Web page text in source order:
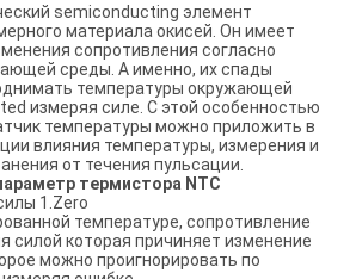
semiconducting элемент
материала окисей. Он имеет
сопротивления согласно
среды. А именно, их спады
температуры окружающей
измеряя силе. С этой особенностью
температуры можно приложить в
влияния температуры, измерения и
от течения пульсации.
термистора NTC
1.Zero
температуре, сопротивление
силой которая причиняет изменение
можно проигнорировать по